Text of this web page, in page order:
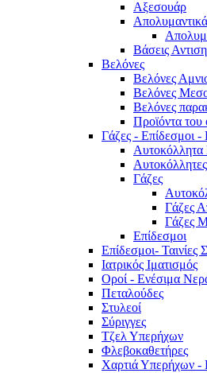
Αξεσουάρ
Απολυμαντικά
Βάσεις
Βελόνες
Βελόνες
Βελόνες
Βελόνες
Προϊόντα
Γάζες - Επίδεσμοι -
Αυτοκόλλητα
Αυτοκόλλητες
Γάζες
Γάζες
Γάζες
Επίδεσμοι
Επίδεσμοι- Ταινίες
Ιατρικός Ιματισμός
Οροί - Ενέσιμα
Πεταλούδες
Στυλεοί
Σύριγγες
Τζελ Υπερήχων
Φλεβοκαθετήρες
Χαρτιά Υπερήχων